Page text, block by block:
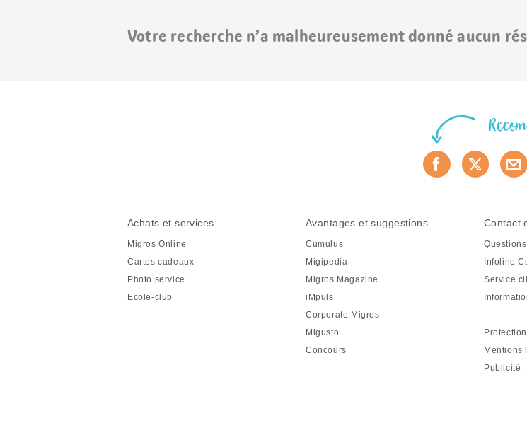
Votre recherche n’a malheureusement donné aucun
Achats et services
Migros Online
Cartes cadeaux
Photo service
Ecole-club
Avantages et suggestions
Cumulus
Migipedia
Migros Magazine
iMpuls
Corporate Migros
Migusto
Concours
Contact
Infoline
Service
Mentions
Publicité